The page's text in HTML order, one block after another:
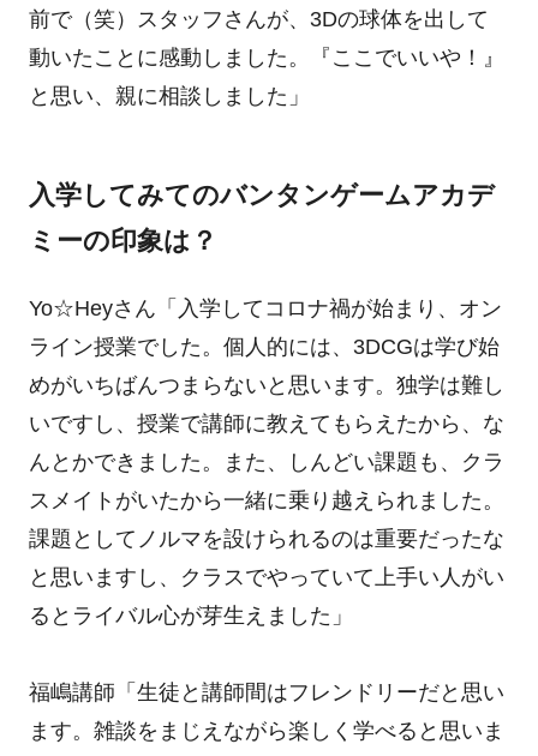
前で（笑）スタッフさんが、 3Dの球体を出して
動いたことに感動しました。『ここでいいや！』
と思い、親に相談しました」
入学してみてのバンタンゲームアカデ
ミーの印象は？
Yo☆Heyさん「入学してコロナ禍が始まり、オン
ライン授業でした。個人的には、3DCGは学び始
めがいちばんつまらないと思います。独学は難し
いですし、授業で講師に教えてもらえたから、な
んとかできました。また、しんどい課題も、クラ
スメイトがいたから一緒に乗り越えられました。
課題としてノルマを設けられるのは重要だったな
と思いますし、クラスでやっていて上手い人がい
るとライバル心が芽生えました」
福嶋講師「生徒と講師間はフレンドリーだと思い
ます。雑談をまじえながら楽しく学べると思いま